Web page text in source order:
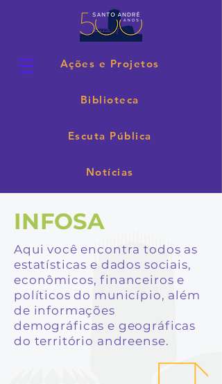
Ações e Projetos
Biblioteca
Escuta Pública
Notícias
INFOSA
Aqui você encontra todos as
estatísticas e dados sociais,
econômicos, financeiros e
políticos do município, além
de informações
demográficas e geográficas
do território andreense.